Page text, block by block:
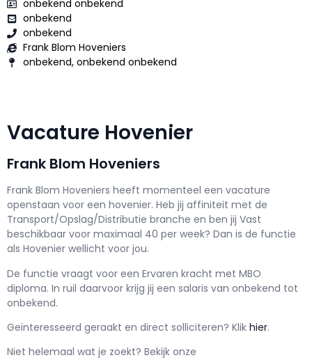
onbekend onbekend
onbekend
onbekend
Frank Blom Hoveniers
onbekend, onbekend onbekend
Vacature Hovenier
Frank Blom Hoveniers
Frank Blom Hoveniers heeft momenteel een vacature
openstaan voor een hovenier. Heb jij affiniteit met de
Transport/Opslag/Distributie branche en ben jij Vast
beschikbaar voor maximaal 40 per week? Dan is de functie
als Hovenier wellicht voor jou.
De functie vraagt voor een Ervaren kracht met MBO
diploma. In ruil daarvoor krijg jij een salaris van onbekend tot
onbekend.
Geïnteresseerd geraakt en direct solliciteren? Klik hier.
Niet helemaal wat je zoekt? Bekijk onze